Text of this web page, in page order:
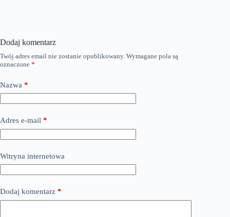
Dodaj komentarz
Twój adres email nie zostanie opublikowany. Wymagane pola są
oznaczone *
Nazwa *
Adres e-mail *
Witryna internetowa
Dodaj komentarz *